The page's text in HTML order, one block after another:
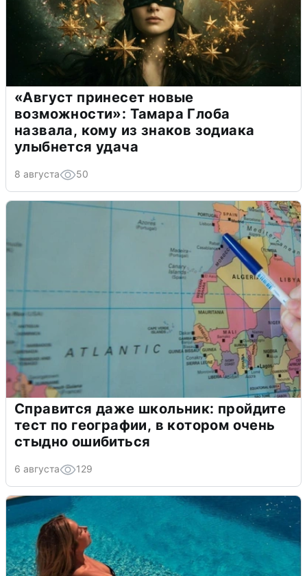
«Август принесет новые
возможности»: Тамара Глоба
назвала, кому из знаков зодиака
улыбнется удача
8 августа 50
Справится даже школьник: пройдите
тест по географии, в котором очень
стыдно ошибиться
6 августа 129